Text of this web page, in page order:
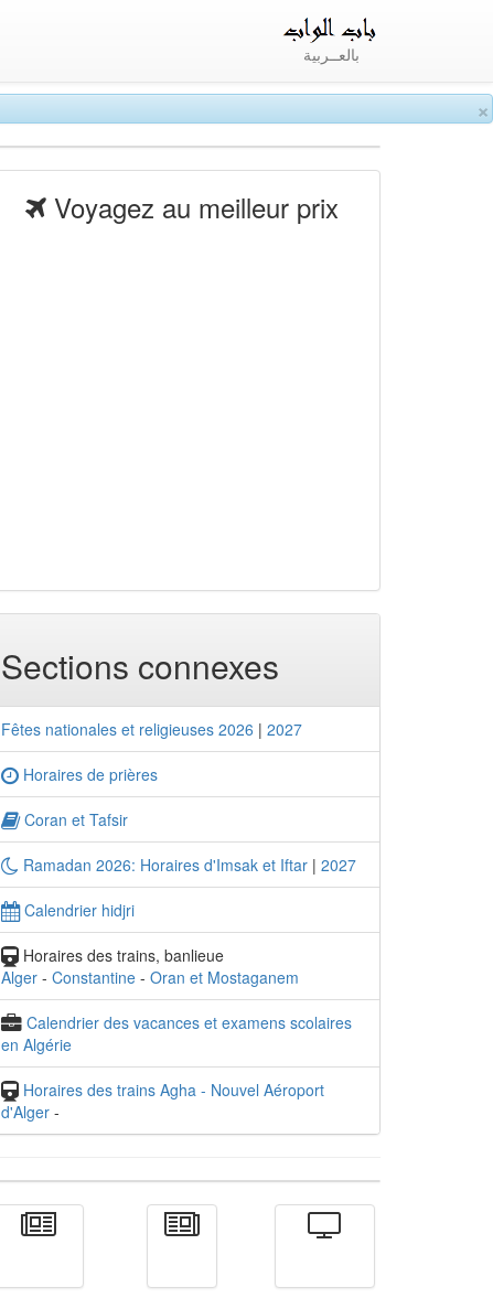
×
بالعــربية
Voyagez au meilleur prix
Sections connexes
Fêtes nationales et religieuses 2026 | 2027
Horaires de prières
Coran et Tafsir
Ramadan 2026: Horaires d'Imsak et Iftar | 2027
Calendrier hidjri
Horaires des trains, banlieue
Alger - Constantine - Oran et Mostaganem
Calendrier des vacances et examens scolaires
en Algérie
Horaires des trains Agha - Nouvel Aéroport
d'Alger -